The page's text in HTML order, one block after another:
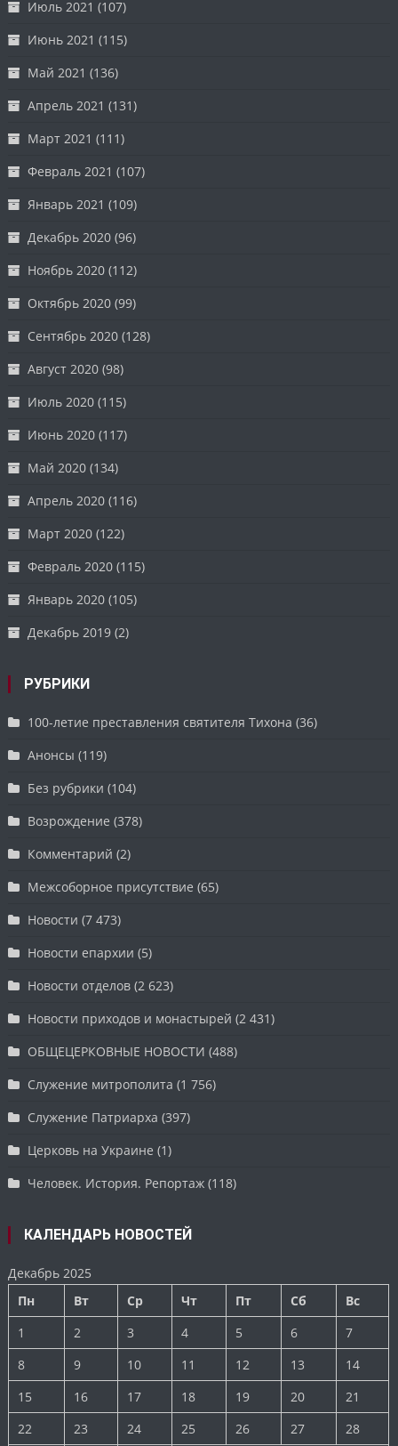
Июль 2021 (107)
Июнь 2021 (115)
Май 2021 (136)
Апрель 2021 (131)
Март 2021 (111)
Февраль 2021 (107)
Январь 2021 (109)
Декабрь 2020 (96)
Ноябрь 2020 (112)
Октябрь 2020 (99)
Сентябрь 2020 (128)
Август 2020 (98)
Июль 2020 (115)
Июнь 2020 (117)
Май 2020 (134)
Апрель 2020 (116)
Март 2020 (122)
Февраль 2020 (115)
Январь 2020 (105)
Декабрь 2019 (2)
РУБРИКИ
100-летие преставления святителя Тихона (36)
Анонсы (119)
Без рубрики (104)
Возрождение (378)
Комментарий (2)
Межсоборное присутствие (65)
Новости (7 473)
Новости епархии (5)
Новости отделов (2 623)
Новости приходов и монастырей (2 431)
ОБЩЕЦЕРКОВНЫЕ НОВОСТИ (488)
Служение митрополита (1 756)
Служение Патриарха (397)
Церковь на Украине (1)
Человек. История. Репортаж (118)
КАЛЕНДАРЬ НОВОСТЕЙ
Декабрь 2025
Пн
Вт Ср Чт Пт Сб
Вс
1
2 3 4 5 6
7
8
9 10 11 12 13
14
15
16 17 18 19 20
21
22
23 24 25 26 27 28